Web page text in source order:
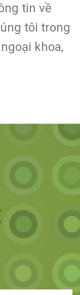
tin về
tôi trong
khoa,